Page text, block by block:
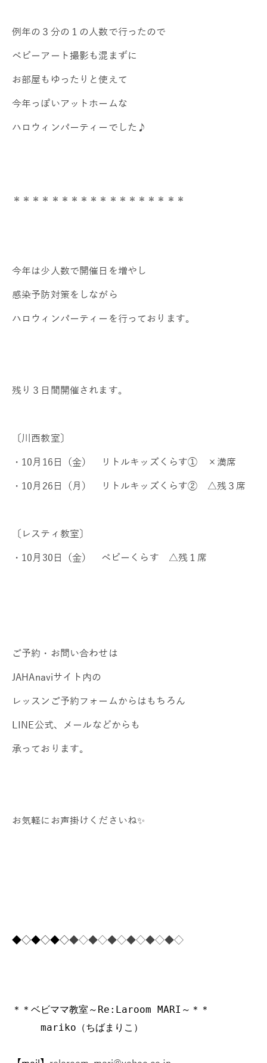
例年の３分の１の人数で行ったので
ベビーアート撮影も混まずに
お部屋もゆったりと使えて
今年っぽいアットホームな
ハロウィンパーティーでした♪
＊＊＊＊＊＊＊＊＊＊＊＊＊＊＊＊＊＊
今年は少人数で開催日を増やし
感染予防対策をしながら
ハロウィンパーティーを行っております。
残り３日間開催されます。
〔川西教室〕
・10月16日（金） リトルキッズくらす① ×満席
・10月26日（月） リトルキッズくらす② △残３席
〔レスティ教室〕
・10月30日（金） ベビーくらす △残１席
ご予約・お問い合わせは
JAHAnaviサイト内の
レッスンご予約フォームからはもちろん
LINE公式、メールなどからも
承っております。
お気軽にお声掛けくださいね✨
◆◇◆◇◆◇◆◇◆◇◆◇◆◇◆◇◆◇
＊＊ベビママ教室～Re:Laroom MARI～＊＊
mariko（ちばまりこ）